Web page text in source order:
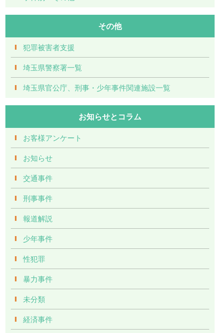
その他
犯罪被害者支援
埼玉県警察署一覧
埼玉県官公庁、刑事・少年事件関連施設一覧
お知らせとコラム
お客様アンケート
お知らせ
交通事件
刑事事件
報道解説
少年事件
性犯罪
暴力事件
未分類
経済事件